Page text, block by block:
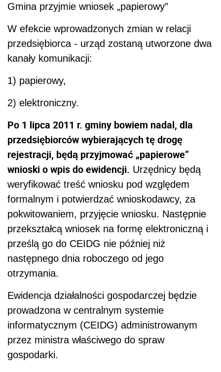
Gmina przyjmie wniosek „papierowy”
W efekcie wprowadzonych zmian w relacji
przedsiębiorca - urząd zostaną utworzone dwa
kanały komunikacji:
1) papierowy,
2) elektroniczny.
Po 1 lipca 2011 r. gminy bowiem nadal, dla
przedsiębiorców wybierających tę drogę
rejestracji, będą przyjmować „papierowe”
wnioski o wpis do ewidencji. Urzędnicy będą
weryfikować treść wniosku pod względem
formalnym i potwierdzać wnioskodawcy, za
pokwitowaniem, przyjęcie wniosku. Następnie
przekształcą wniosek na formę elektroniczną i
prześlą go do CEIDG nie później niż
następnego dnia roboczego od jego
otrzymania.
Ewidencja działalności gospodarczej będzie
prowadzona w centralnym systemie
informatycznym (CEIDG) administrowanym
przez ministra właściwego do spraw
gospodarki.